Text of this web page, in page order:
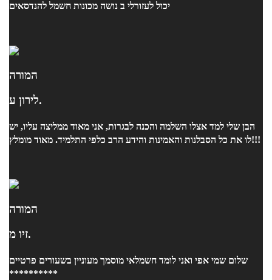
יכול לעזורלי ב נושה מכונות חשמל להנדסאים
המורה
לירון ע.
הבן שלי למד אצלו השלמה והכנה לבגרות, אני מאוד ממליצה עליו, יש
לו את כל הסבלנות והאמינות והידע הרב כלפי התלמיד. מאוד מומלץ!!!
המורה
זיו מ.
שלום שמי אפי ואני לומד חשמלאי מוסמך מעוניין בשעורים פרטיים
**********